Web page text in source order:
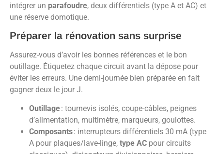
intégrer un parafoudre, deux différentiels (type A et AC) et
une réserve domotique.
Préparer la rénovation sans surprise
Assurez-vous d’avoir les bonnes références et le bon
outillage. Étiquetez chaque circuit avant la dépose pour
éviter les erreurs. Une demi-journée bien préparée en fait
gagner deux le jour J.
Outillage: tournevis isolés, coupe-câbles, peignes
d’alimentation, multimètre, marqueurs, goulottes.
Composants: interrupteurs différentiels 30 mA (type
A pour plaques/lave-linge, type AC pour circuits